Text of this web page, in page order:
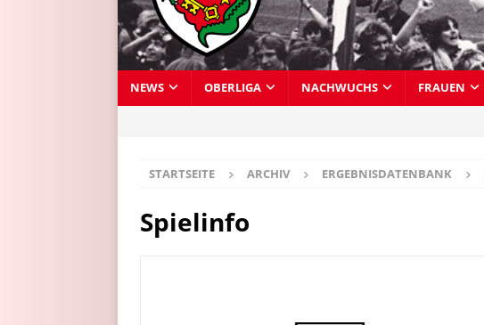
NEWS OBERLIGA NACHWUCHS FRAUEN
STARTSEITE ARCHIV ERGEBNISDATENBANK
Spielinfo